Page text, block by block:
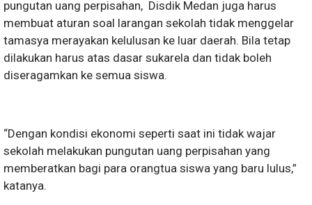
pungutan uang perpisahan, Disdik Medan juga harus
membuat aturan soal larangan sekolah tidak menggelar
tamasya merayakan kelulusan ke luar daerah. Bila tetap
dilakukan harus atas dasar sukarela dan tidak boleh
diseragamkan ke semua siswa.
“Dengan kondisi ekonomi seperti saat ini tidak wajar
sekolah melakukan pungutan uang perpisahan yang
memberatkan bagi para orangtua siswa yang baru lulus,”
katanya.